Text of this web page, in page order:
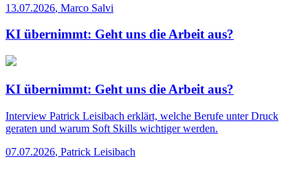
13.07.2026, Marco Salvi
KI übernimmt: Geht uns die Arbeit aus?
KI übernimmt: Geht uns die Arbeit aus?
Interview Patrick Leisibach erklärt, welche Berufe unter Druck
geraten und warum Soft Skills wichtiger werden.
07.07.2026, Patrick Leisibach